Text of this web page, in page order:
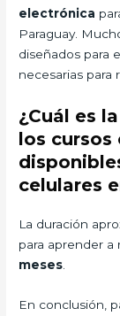
electrónica
Paraguay.
diseñados para
necesarias para
¿Cuál es
los cursos
celulares
La duración
para aprender a
meses
En conclusión,